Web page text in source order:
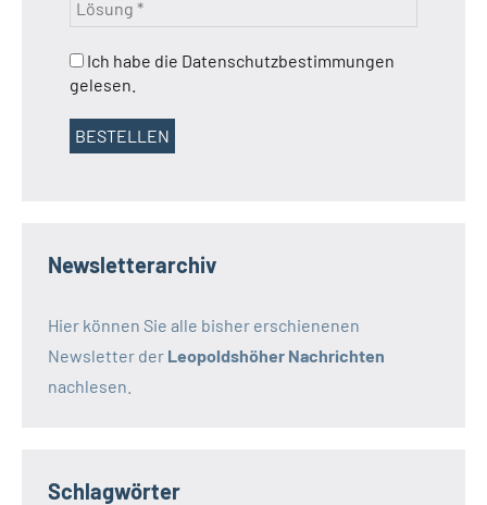
Ich habe die Datenschutzbestimmungen
gelesen.
Newsletterarchiv
Hier können Sie alle bisher erschienenen
Newsletter der Leopoldshöher Nachrichten
nachlesen.
Schlagwörter